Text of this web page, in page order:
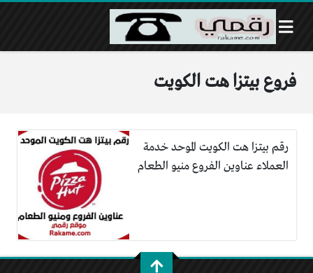
فروع بيتزا هت الكويت
رقم بيتزا هت الكويت الموحد خدمة
العملاء عناوين الفروع منيو الطعام